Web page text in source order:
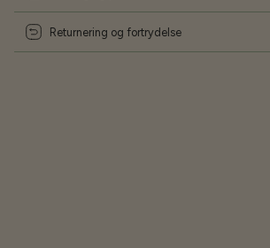
Returnering og fortrydelse